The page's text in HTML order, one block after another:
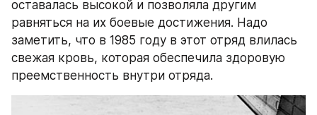
оставалась высокой и позволяла другим
равняться на их боевые достижения. Надо
заметить, что в 1985 году в этот отряд влилась
свежая кровь, которая обеспечила здоровую
преемственность внутри отряда.